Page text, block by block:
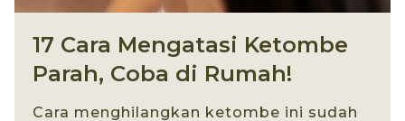
17 Cara Mengatasi Ketombe
Parah, Coba di Rumah!
Cara menghilangkan ketombe ini sudah